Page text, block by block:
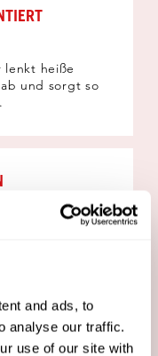
and ads, to
analyse our traffic.
use of our site with
lenkt heiße
und sorgt so